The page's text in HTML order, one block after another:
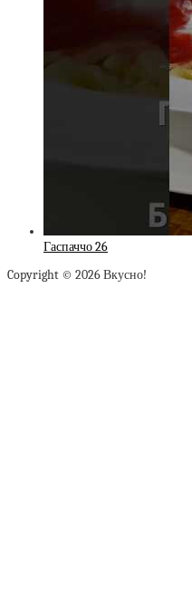
Гаспаччо 26
Copyright © 2026 Вкусно!